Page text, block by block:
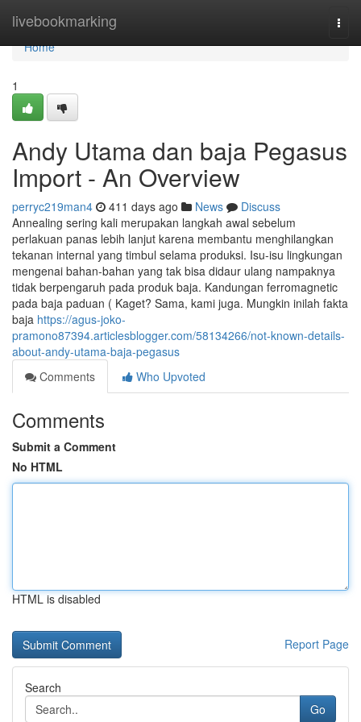
livebookmarking
Home
Home
1
Andy Utama dan baja Pegasus
Import - An Overview
perryc219man4 411 days ago News
Discuss
Annealing sering kali merupakan langkah awal sebelum
perlakuan panas lebih lanjut karena membantu menghilangkan
tekanan internal yang timbul selama produksi. Isu-isu lingkungan
mengenai bahan-bahan yang tak bisa didaur ulang nampaknya
tidak berpengaruh pada produk baja. Kandungan ferromagnetic
pada baja paduan ( Kaget? Sama, kami juga. Mungkin inilah fakta
baja https://agus-joko-
pramono87394.articlesblogger.com/58134266/not-known-details-
about-andy-utama-baja-pegasus
Comments
Who Upvoted
Comments
Submit a Comment
No HTML
HTML is disabled
Report Page
Search
Go